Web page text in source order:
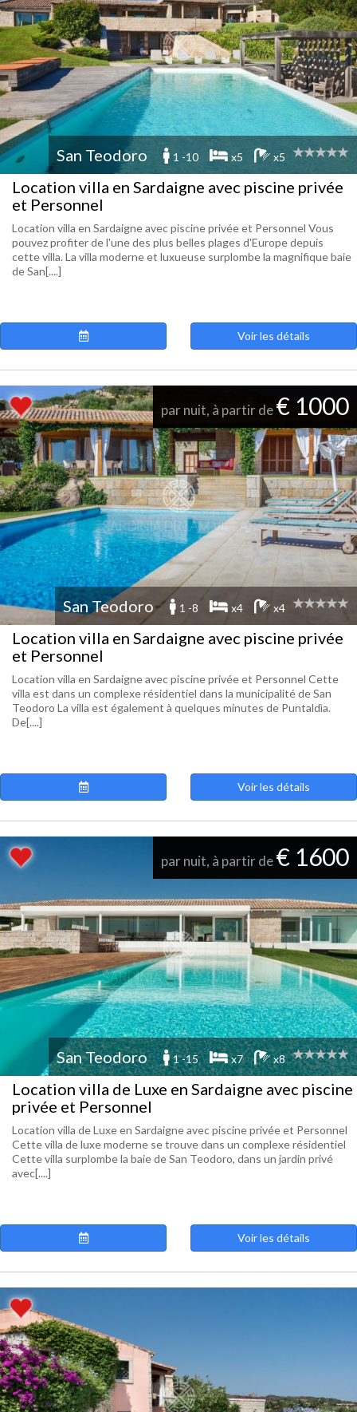
San Teodoro 1 -10 x5 x5
Location villa en Sardaigne avec piscine privée
et Personnel
Location villa en Sardaigne avec piscine privée et Personnel Vous
pouvez profiter de l'une des plus belles plages d'Europe depuis
cette villa. La villa moderne et luxueuse surplombe la magnifique baie
de San[....]
Voir les détails
par nuit, à partir de€ 1000
San Teodoro 1 -8 x4 x4
Location villa en Sardaigne avec piscine privée
et Personnel
Location villa en Sardaigne avec piscine privée et Personnel Cette
villa est dans un complexe résidentiel dans la municipalité de San
Teodoro La villa est également à quelques minutes de Puntaldìa.
De[....]
Voir les détails
par nuit, à partir de€ 1600
San Teodoro 1 -15 x7 x8
Location villa de Luxe en Sardaigne avec piscine
privée et Personnel
Location villa de Luxe en Sardaigne avec piscine privée et Personnel
Cette villa de luxe moderne se trouve dans un complexe résidentiel
Cette villa surplombe la baie de San Teodoro, dans un jardin privé
avec[....]
Voir les détails